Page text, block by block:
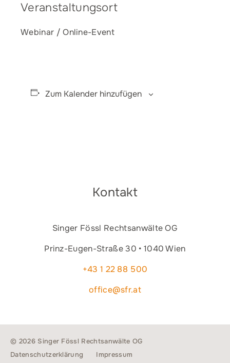
Veranstaltungsort
Webinar / Online-Event
Zum Kalender hinzufügen
Kontakt
Singer Fössl Rechtsanwälte OG
Prinz-Eugen-Straße 30 • 1040 Wien
+43 1 22 88 500
office@sfr.at
© 2026 Singer Fössl Rechtsanwälte OG
Datenschutzerklärung
Impressum